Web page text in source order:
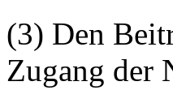
(3) Den
Zugang der